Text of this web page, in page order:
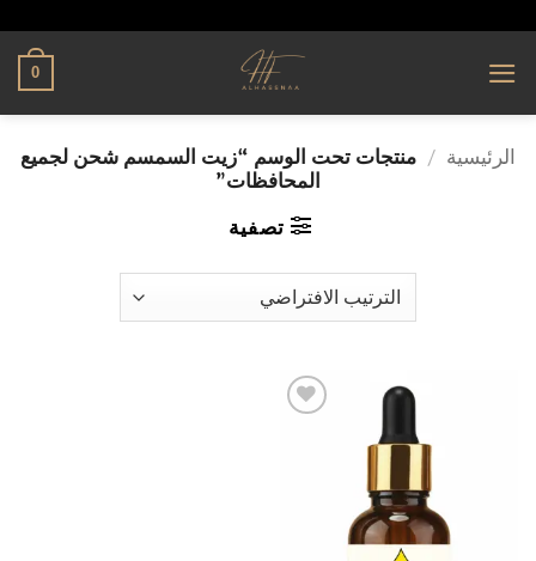
0
الرئيسية / منتجات تحت الوسم “زيت السمسم شحن لجميع
المحافظات”
تصفية